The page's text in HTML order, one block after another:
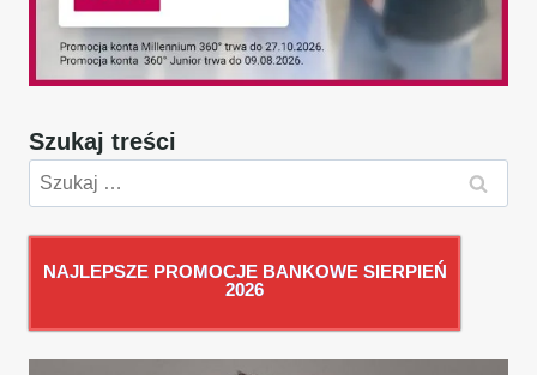
Szukaj treści
Szukaj:
NAJLEPSZE PROMOCJE BANKOWE SIERPIEŃ
2026